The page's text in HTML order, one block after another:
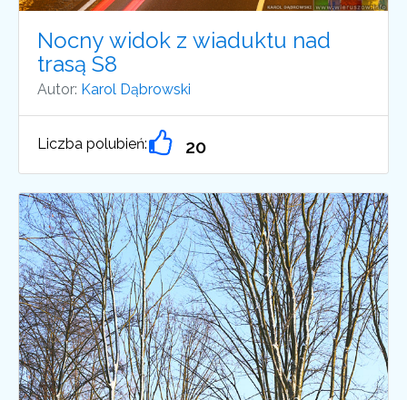
Nocny widok z wiaduktu nad
trasą S8
Autor: Karol Dąbrowski
Liczba polubień: 20